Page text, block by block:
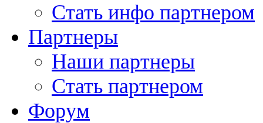
Стать инфо партнером
Партнеры
Наши партнеры
Стать партнером
Форум